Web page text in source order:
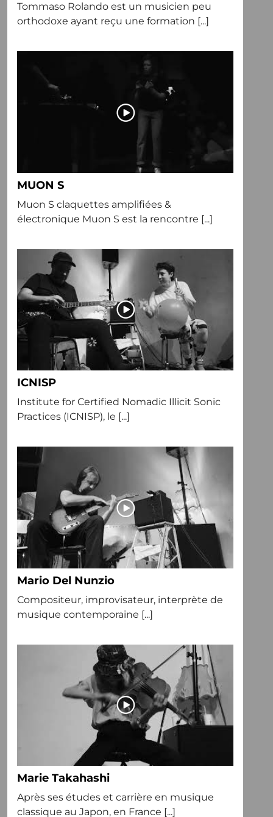
Tommaso Rolando est un musicien peu
orthodoxe ayant reçu une formation [...]
MUON S
Muon S claquettes amplifiées &
électronique Muon S est la rencontre [...]
ICNISP
Institute for Certified Nomadic Illicit Sonic
Practices (ICNISP), le [...]
Mario Del Nunzio
Compositeur, improvisateur, interprète de
musique contemporaine [...]
Marie Takahashi
Après ses études et carrière en musique
classique au Japon, en France [...]